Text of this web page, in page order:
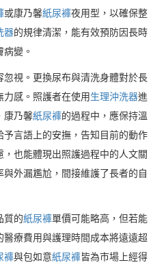
或康乃馨紙尿褲夜用型，以確保整
器的規律清潔，能有效預防因長時
變。
視。更換尿布與清洗身體對於長
感。照護者在使用生理沖洗器進
康乃馨紙尿褲的過程中，應保持溫
言語上的安撫，告知目前的動作
也能體現出照護過程中的人文關
外漏尷尬，間接維護了長者的自
質的紙尿褲單價可能略高，但若能
療費用與護理時間成本將遠遠超
褲與包如意紙尿褲皆為市場上經得